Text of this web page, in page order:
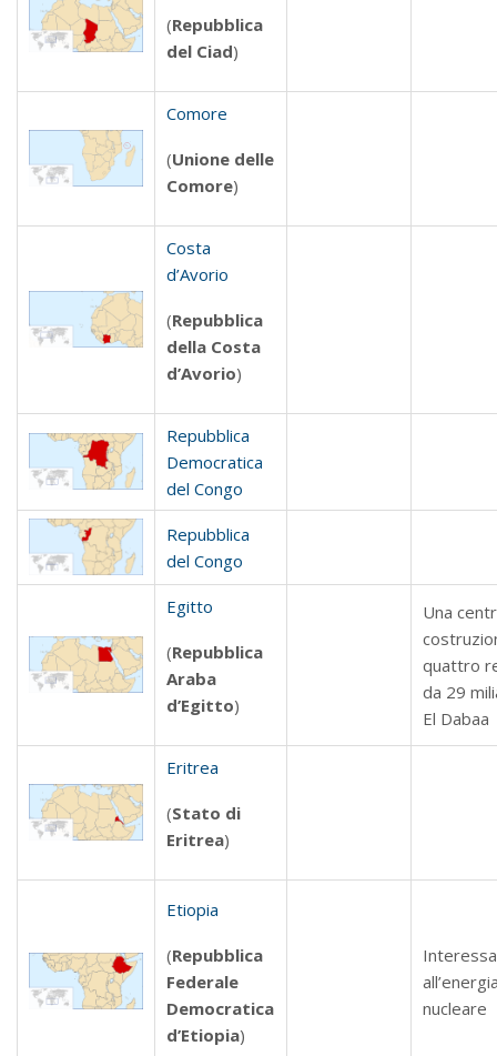
(Repubblica
del Ciad)
Comore
(Unione delle
Comore)
Costa
d’Avorio
(Repubblica
della Costa
d’Avorio)
Repubblica
Democratica
del Congo
Repubblica
del Congo
Egitto
(Repubblica
Araba
d’Egitto)
Una
quattro
da 29
El Dabaa
Eritrea
(Stato di
Eritrea)
Etiopia
(Repubblica
Federale
Democratica
d’Etiopia)
nucleare